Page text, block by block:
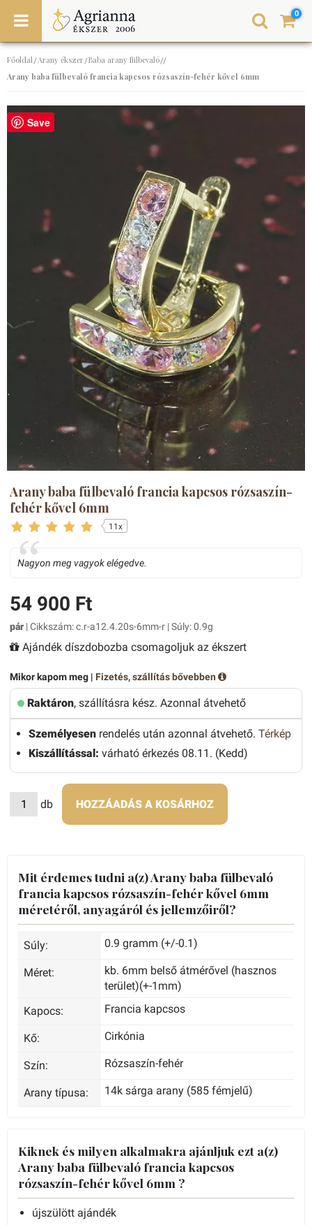
0
Főoldal/Arany ékszer/Baba arany fülbevaló//
Arany baba fülbevaló francia kapcsos rózsaszín-fehér kővel 6mm
Save
Arany baba fülbevaló francia kapcsos rózsaszín-
fehér kővel 6mm
11x
Nagyon meg vagyok elégedve.
54 900 Ft
pár | Cikkszám: c.r-a12.4.20s-6mm-r | Súly: 0.9g
Ajándék díszdobozba csomagoljuk az ékszert
Mikor kapom meg | Fizetés, szállítás bővebben
Raktáron, szállításra kész. Azonnal átvehető
Személyesen rendelés után azonnal átvehető. Térkép
Kiszállítással: várható érkezés 08.11. (Kedd)
db HOZZÁADÁS A KOSÁRHOZ
Mit érdemes tudni a(z) Arany baba fülbevaló
francia kapcsos rózsaszín-fehér kővel 6mm
méretéről, anyagáról és jellemzőiről?
Súly: 0.9 gramm (+/-0.1)
Méret:
kb. 6mm belső átmérővel (hasznos
terület)(+-1mm)
Kapocs:
Francia kapcsos
Kő: Cirkónia
Szín: Rózsaszín-fehér
Arany típusa: 14k sárga arany (585 fémjelű)
Kiknek és milyen alkalmakra ajánljuk ezt a(z)
Arany baba fülbevaló francia kapcsos
rózsaszín-fehér kővel 6mm ?
újszülött ajándék